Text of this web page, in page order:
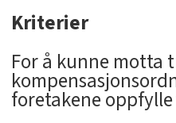
Kriterier
For å kunne motta
foretakene